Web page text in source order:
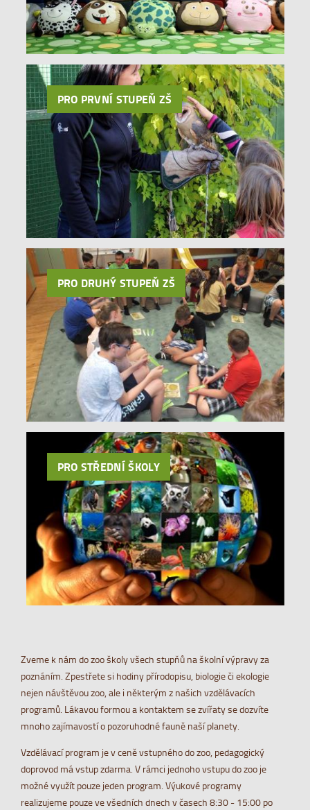
PRO PRVNÍ STUPEŇ ZŠ
PRO DRUHÝ STUPEŇ ZŠ
PRO STŘEDNÍ ŠKOLY
Zveme k nám do zoo školy všech stupňů na školní výpravy za
poznáním. Zpestřete si hodiny přírodopisu, biologie či ekologie
nejen návštěvou zoo, ale i některým z našich vzdělávacích
programů. Lákavou formou a kontaktem se zvířaty se dozvíte
mnoho zajímavostí o pozoruhodné fauně naší planety.
Vzdělávací program je v ceně vstupného do zoo, pedagogický
doprovod má vstup zdarma. V rámci jednoho vstupu do zoo je
možné využít pouze jeden program. Výukové programy
realizujeme pouze ve všedních dnech v časech 8:30 - 15:00 po